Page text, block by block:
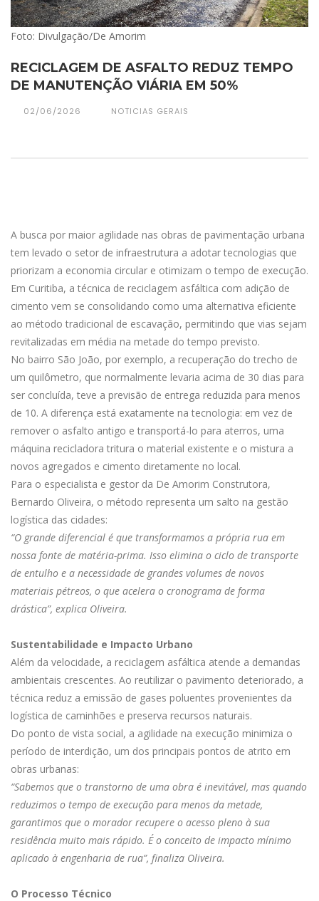
Foto: Divulgação/De Amorim
RECICLAGEM DE ASFALTO REDUZ TEMPO
DE MANUTENÇÃO VIÁRIA EM 50%
02/06/2026 NOTICIAS GERAIS
A busca por maior agilidade nas obras de pavimentação urbana
tem levado o setor de infraestrutura a adotar tecnologias que
priorizam a economia circular e otimizam o tempo de execução.
Em Curitiba, a técnica de reciclagem asfáltica com adição de
cimento vem se consolidando como uma alternativa eficiente
ao método tradicional de escavação, permitindo que vias sejam
revitalizadas em média na metade do tempo previsto.
No bairro São João, por exemplo, a recuperação do trecho de
um quilômetro, que normalmente levaria acima de 30 dias para
ser concluída, teve a previsão de entrega reduzida para menos
de 10. A diferença está exatamente na tecnologia: em vez de
remover o asfalto antigo e transportá-lo para aterros, uma
máquina recicladora tritura o material existente e o mistura a
novos agregados e cimento diretamente no local.
Para o especialista e gestor da De Amorim Construtora,
Bernardo Oliveira, o método representa um salto na gestão
logística das cidades:
“O grande diferencial é que transformamos a própria rua em
nossa fonte de matéria-prima. Isso elimina o ciclo de transporte
de entulho e a necessidade de grandes volumes de novos
materiais pétreos, o que acelera o cronograma de forma
drástica”, explica Oliveira.
Sustentabilidade e Impacto Urbano
Além da velocidade, a reciclagem asfáltica atende a demandas
ambientais crescentes. Ao reutilizar o pavimento deteriorado, a
técnica reduz a emissão de gases poluentes provenientes da
logística de caminhões e preserva recursos naturais.
Do ponto de vista social, a agilidade na execução minimiza o
período de interdição, um dos principais pontos de atrito em
obras urbanas:
“Sabemos que o transtorno de uma obra é inevitável, mas quando
reduzimos o tempo de execução para menos da metade,
garantimos que o morador recupere o acesso pleno à sua
residência muito mais rápido. É o conceito de impacto mínimo
aplicado à engenharia de rua”, finaliza Oliveira.
O Processo Técnico